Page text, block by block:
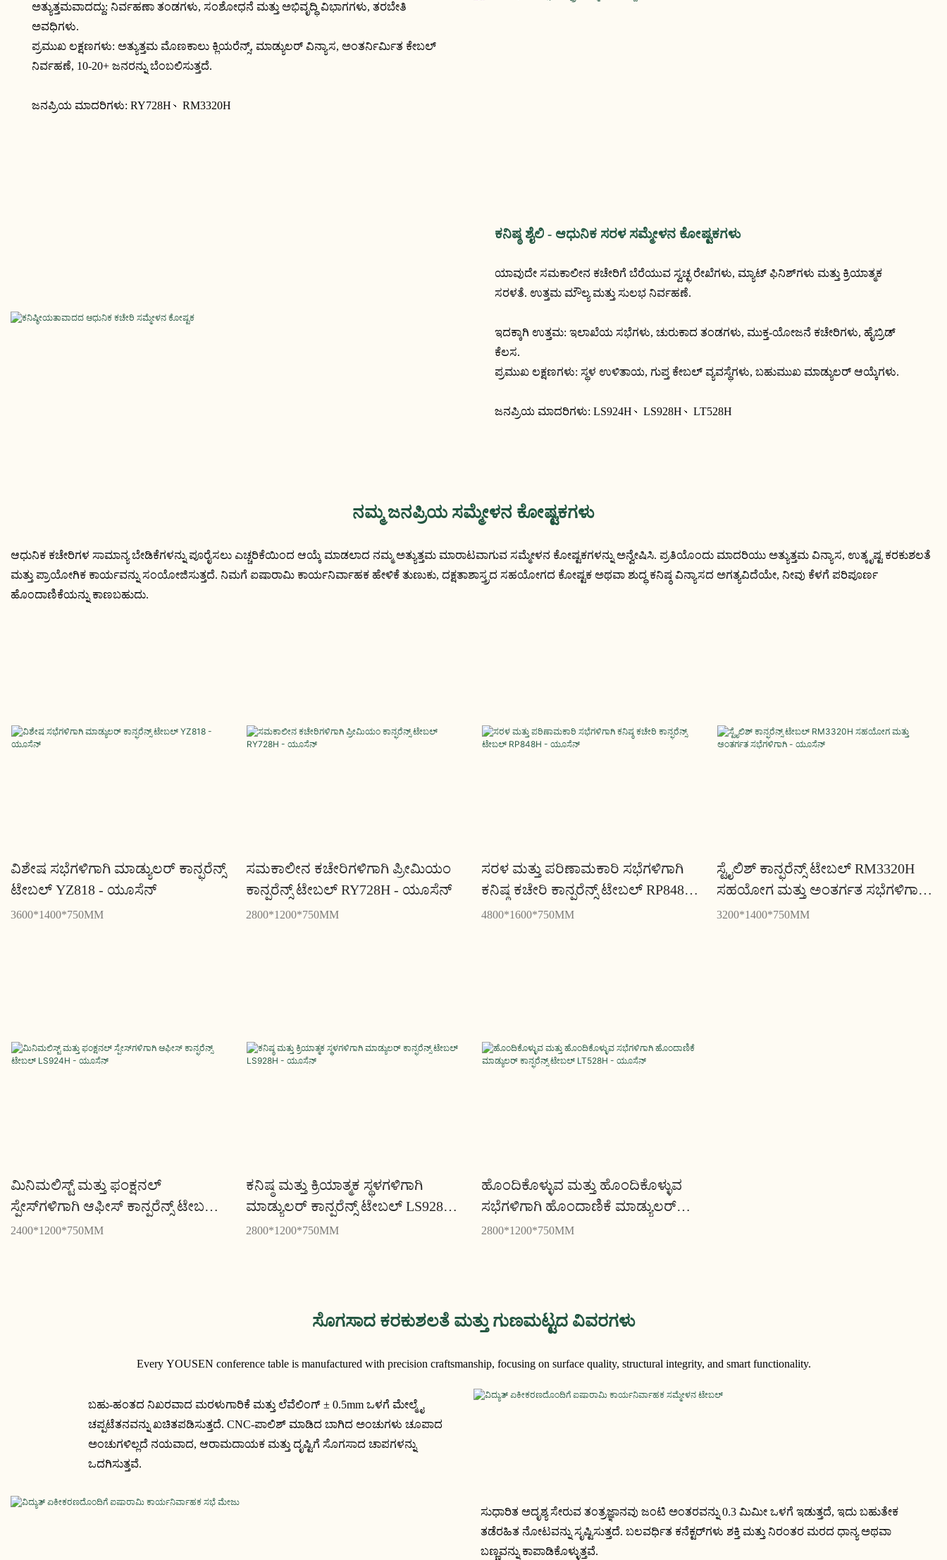
ಅತ್ಯುತ್ತಮವಾದದ್ದು: ನಿರ್ವಹಣಾ ತಂಡಗಳು, ಸಂಶೋಧನೆ ಮತ್ತು ಅಭಿವೃದ್ಧಿ ವಿಭಾಗಗಳು, ತರಬೇತಿ
ಅವಧಿಗಳು.
ಪ್ರಮುಖ ಲಕ್ಷಣಗಳು: ಅತ್ಯುತ್ತಮ ಮೊಣಕಾಲು ಕ್ಲಿಯರೆನ್ಸ್, ಮಾಡ್ಯುಲರ್ ವಿನ್ಯಾಸ, ಅಂತರ್ನಿರ್ಮಿತ ಕೇಬಲ್
ನಿರ್ವಹಣೆ, 10-20+ ಜನರನ್ನು ಬೆಂಬಲಿಸುತ್ತದೆ.
ಜನಪ್ರಿಯ ಮಾದರಿಗಳು: RY728H、 RM3320H
ಕನಿಷ್ಠ ಶೈಲಿ - ಆಧುನಿಕ ಸರಳ ಸಮ್ಮೇಳನ ಕೋಷ್ಟಕಗಳು
ಯಾವುದೇ ಸಮಕಾಲೀನ ಕಚೇರಿಗೆ ಬೆರೆಯುವ ಸ್ವಚ್ಛ ರೇಖೆಗಳು, ಮ್ಯಾಟ್ ಫಿನಿಶ್‌ಗಳು ಮತ್ತು ಕ್ರಿಯಾತ್ಮಕ
ಸರಳತೆ. ಉತ್ತಮ ಮೌಲ್ಯ ಮತ್ತು ಸುಲಭ ನಿರ್ವಹಣೆ.
ಇದಕ್ಕಾಗಿ ಉತ್ತಮ: ಇಲಾಖೆಯ ಸಭೆಗಳು, ಚುರುಕಾದ ತಂಡಗಳು, ಮುಕ್ತ-ಯೋಜನೆ ಕಚೇರಿಗಳು, ಹೈಬ್ರಿಡ್
ಕೆಲಸ.
ಪ್ರಮುಖ ಲಕ್ಷಣಗಳು: ಸ್ಥಳ ಉಳಿತಾಯ, ಗುಪ್ತ ಕೇಬಲ್ ವ್ಯವಸ್ಥೆಗಳು, ಬಹುಮುಖ ಮಾಡ್ಯುಲರ್ ಆಯ್ಕೆಗಳು.
ಜನಪ್ರಿಯ ಮಾದರಿಗಳು: LS924H、 LS928H、 LT528H
ನಮ್ಮ ಜನಪ್ರಿಯ ಸಮ್ಮೇಳನ ಕೋಷ್ಟಕಗಳು
ಆಧುನಿಕ ಕಚೇರಿಗಳ ಸಾಮಾನ್ಯ ಬೇಡಿಕೆಗಳನ್ನು ಪೂರೈಸಲು ಎಚ್ಚರಿಕೆಯಿಂದ ಆಯ್ಕೆ ಮಾಡಲಾದ ನಮ್ಮ ಅತ್ಯುತ್ತಮ ಮಾರಾಟವಾಗುವ ಸಮ್ಮೇಳನ ಕೋಷ್ಟಕಗಳನ್ನು ಅನ್ವೇಷಿಸಿ. ಪ್ರತಿಯೊಂದು ಮಾದರಿಯು ಅತ್ಯುತ್ತಮ ವಿನ್ಯಾಸ, ಉತ್ಕೃಷ್ಟ ಕರಕುಶಲತೆ
ಮತ್ತು ಪ್ರಾಯೋಗಿಕ ಕಾರ್ಯವನ್ನು ಸಂಯೋಜಿಸುತ್ತದೆ. ನಿಮಗೆ ಐಷಾರಾಮಿ ಕಾರ್ಯನಿರ್ವಾಹಕ ಹೇಳಿಕೆ ತುಣುಕು, ದಕ್ಷತಾಶಾಸ್ತ್ರದ ಸಹಯೋಗದ ಕೋಷ್ಟಕ ಅಥವಾ ಶುದ್ಧ ಕನಿಷ್ಠ ವಿನ್ಯಾಸದ ಅಗತ್ಯವಿದೆಯೇ, ನೀವು ಕೆಳಗೆ ಪರಿಪೂರ್ಣ
ಹೊಂದಾಣಿಕೆಯನ್ನು ಕಾಣಬಹುದು.
ವಿಶೇಷ ಸಭೆಗಳಿಗಾಗಿ ಮಾಡ್ಯುಲರ್ ಕಾನ್ಫರೆನ್ಸ್
ಟೇಬಲ್ YZ818 - ಯೂಸೆನ್
3600*1400*750MM
ಸಮಕಾಲೀನ ಕಚೇರಿಗಳಿಗಾಗಿ ಪ್ರೀಮಿಯಂ
ಕಾನ್ಫರೆನ್ಸ್ ಟೇಬಲ್ RY728H - ಯೂಸೆನ್
2800*1200*750MM
ಸರಳ ಮತ್ತು ಪರಿಣಾಮಕಾರಿ ಸಭೆಗಳಿಗಾಗಿ
ಕನಿಷ್ಠ ಕಚೇರಿ ಕಾನ್ಫರೆನ್ಸ್ ಟೇಬಲ್ RP848H
- ಯೂಸೆನ್
4800*1600*750MM
ಸ್ಟೈಲಿಶ್ ಕಾನ್ಫರೆನ್ಸ್ ಟೇಬಲ್ RM3320H
ಸಹಯೋಗ ಮತ್ತು ಅಂತರ್ಗತ ಸಭೆಗಳಿಗಾಗಿ -
ಯೂಸೆನ್
3200*1400*750MM
ಮಿನಿಮಲಿಸ್ಟ್ ಮತ್ತು ಫಂಕ್ಷನಲ್
ಸ್ಪೇಸ್‌ಗಳಿಗಾಗಿ ಆಫೀಸ್ ಕಾನ್ಫರೆನ್ಸ್ ಟೇಬಲ್
LS924H - ಯೂಸೆನ್
2400*1200*750MM
ಕನಿಷ್ಠ ಮತ್ತು ಕ್ರಿಯಾತ್ಮಕ ಸ್ಥಳಗಳಿಗಾಗಿ
ಮಾಡ್ಯುಲರ್ ಕಾನ್ಫರೆನ್ಸ್ ಟೇಬಲ್ LS928H -
ಯೂಸೆನ್
2800*1200*750MM
ಹೊಂದಿಕೊಳ್ಳುವ ಮತ್ತು ಹೊಂದಿಕೊಳ್ಳುವ
ಸಭೆಗಳಿಗಾಗಿ ಹೊಂದಾಣಿಕೆ ಮಾಡ್ಯುಲರ್
ಕಾನ್ಫರೆನ್ಸ್ ಟೇಬಲ್ LT528H - ಯೂಸೆನ್
2800*1200*750MM
ಸೊಗಸಾದ ಕರಕುಶಲತೆ ಮತ್ತು ಗುಣಮಟ್ಟದ ವಿವರಗಳು
Every YOUSEN conference table is manufactured with precision craftsmanship, focusing on surface quality, structural integrity, and smart functionality.
ಬಹು-ಹಂತದ ನಿಖರವಾದ ಮರಳುಗಾರಿಕೆ ಮತ್ತು ಲೆವೆಲಿಂಗ್ ± 0.5mm ಒಳಗೆ ಮೇಲ್ಮೈ
ಚಪ್ಪಟೆತನವನ್ನು ಖಚಿತಪಡಿಸುತ್ತದೆ. CNC-ಪಾಲಿಶ್ ಮಾಡಿದ ಬಾಗಿದ ಅಂಚುಗಳು ಚೂಪಾದ
ಅಂಚುಗಳಿಲ್ಲದೆ ನಯವಾದ, ಆರಾಮದಾಯಕ ಮತ್ತು ದೃಷ್ಟಿಗೆ ಸೊಗಸಾದ ಚಾಪಗಳನ್ನು
ಒದಗಿಸುತ್ತವೆ.
ಸುಧಾರಿತ ಅದೃಶ್ಯ ಸೇರುವ ತಂತ್ರಜ್ಞಾನವು ಜಂಟಿ ಅಂತರವನ್ನು 0.3 ಮಿಮೀ ಒಳಗೆ ಇಡುತ್ತದೆ, ಇದು ಬಹುತೇಕ
ತಡೆರಹಿತ ನೋಟವನ್ನು ಸೃಷ್ಟಿಸುತ್ತದೆ. ಬಲವರ್ಧಿತ ಕನೆಕ್ಟರ್‌ಗಳು ಶಕ್ತಿ ಮತ್ತು ನಿರಂತರ ಮರದ ಧಾನ್ಯ ಅಥವಾ
ಬಣ್ಣವನ್ನು ಕಾಪಾಡಿಕೊಳ್ಳುತ್ತವೆ.